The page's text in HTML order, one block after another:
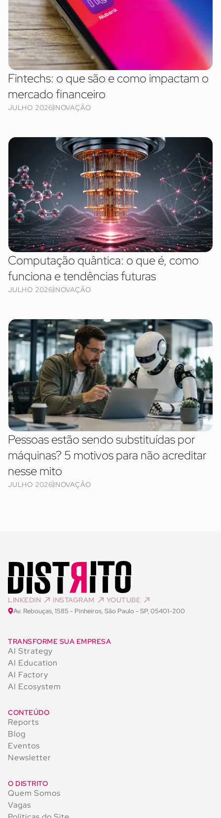
Fintechs: o que são e como impactam o
mercado financeiro
JULHO 2026INOVAÇÃO
Computação quântica: o que é, como
funciona e tendências futuras
JULHO 2026INOVAÇÃO
Pessoas estão sendo substituídas por
máquinas? 5 motivos para não acreditar
nesse mito
JULHO 2026INOVAÇÃO
LINKEDIN INSTAGRAM YOUTUBE
Av. Rebouças, 1585 - Pinheiros, São Paulo - SP, 05401-200
TRANSFORME SUA EMPRESA
AI Strategy
AI Education
AI Factory
AI Ecosystem
CONTEÚDO
Reports
Blog
Eventos
Newsletter
O DISTRITO
Quem Somos
Vagas